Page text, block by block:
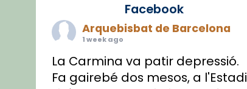
Facebook
Arquebisbat de Barcelona
1 week ago
La Carmina va patir depressió.
Fa gairebé dos mesos, a l'Estadi